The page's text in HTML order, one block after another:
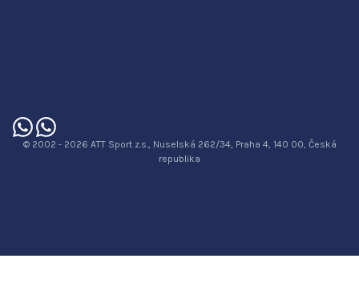
© 2002 - 2026 ATT Sport z.s., Nuselská 262/34, Praha 4, 140 00, Česká
republika